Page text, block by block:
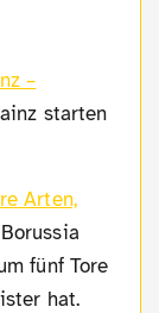
starten
fünf Tore
hat.